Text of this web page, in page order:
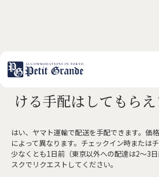
お知らせ全般
新着情報
ホテル関連情報
トップ
プチグランデミ
ヤビ
利用規約
FAQ
スーツケースを次の
ける手配はしてもらえ
はい、ヤマト運輸で配送を手配できます。価
によって異なります。チェックイン時または
少なくとも1日前（東京以外への配達は2〜3
スクでリクエストしてください。